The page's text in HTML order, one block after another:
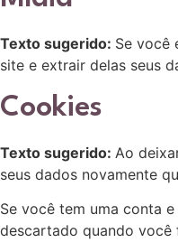
Texto sugerido: Se você
site e extrair delas seus
Cookies
Texto sugerido: Ao
seus dados novamente
Se você tem uma conta
descartado quando você